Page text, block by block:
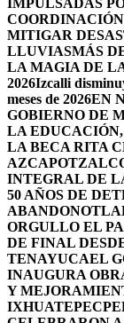
IMPULSADAS
MITIGAR
LLUVIASMÁS
LA MAGIA DE
2026Izcalli
meses de 2026EN
GOBIERNO DE
LA
LA BECA RITA
INTEGRAL DE
50 AÑOS DE
ABANDONO
ORGULLO EL
DE FINAL
TENAYUCAEL
INAUGURA
Y
IXHUATEPEC